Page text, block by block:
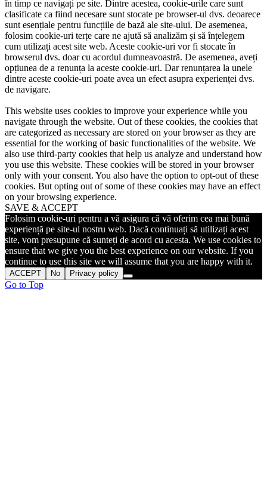
în timp ce navigați pe site. Dintre acestea, cookie-urile care sunt
clasificate ca fiind necesare sunt stocate pe browser-ul dvs. deoarece
sunt esențiale pentru funcțiile de bază ale site-ului. De asemenea,
folosim cookie-uri terțe care ne ajută să analizăm și să înțelegem
cum utilizați acest site web. Aceste cookie-uri vor fi stocate în
browserul dvs. doar cu acordul dumneavoastră. De asemenea, aveți
opțiunea de a renunța la aceste cookie-uri. Dar renunțarea la unele
dintre aceste cookie-uri poate avea un efect asupra experienței dvs.
de navigare.
This website uses cookies to improve your experience while you
navigate through the website. Out of these cookies, the cookies that
are categorized as necessary are stored on your browser as they are
essential for the working of basic functionalities of the website. We
also use third-party cookies that help us analyze and understand how
you use this website. These cookies will be stored in your browser
only with your consent. You also have the option to opt-out of these
cookies. But opting out of some of these cookies may have an effect
on your browsing experience.
SAVE & ACCEPT
Folosim cookie-uri pentru a vă asigura că vă oferim cea mai bună
experiență pe site-ul nostru web. Dacă continuați să utilizați acest
site, vom presupune că sunteți de acord cu acesta. We use cookies to
ensure that we give you the best experience on our website. If you
continue to use this site we will assume that you are happy with it.
ACCEPT No Privacy policy
Go to Top